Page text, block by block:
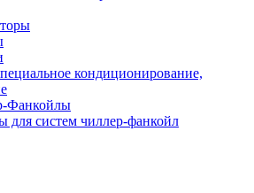
кондиционирование,
Фанкойлы
для систем чиллер-фанкойл